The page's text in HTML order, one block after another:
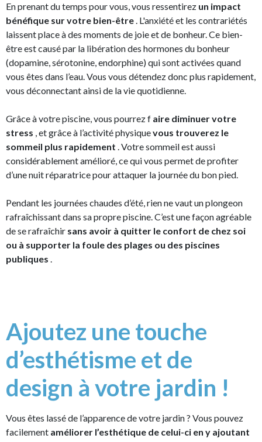
En prenant du temps pour vous, vous ressentirez un impact
bénéfique sur votre bien-être. L'anxiété et les contrariétés
laissent place à des moments de joie et de bonheur. Ce bien-
être est causé par la libération des hormones du bonheur
(dopamine, sérotonine, endorphine) qui sont activées quand
vous êtes dans l’eau. Vous vous détendez donc plus rapidement,
vous déconnectant ainsi de la vie quotidienne.
Grâce à votre piscine, vous pourrez f aire diminuer votre
stress , et grâce à l’activité physiquevous trouverez le
sommeil plus rapidement . Votre sommeil est aussi
considérablement amélioré, ce qui vous permet de profiter
d’une nuit réparatrice pour attaquer la journée du bon pied.
Pendant les journées chaudes d’été, rien ne vaut un plongeon
rafraîchissant dans sa propre piscine. C’est une façon agréable
de se rafraîchir sans avoir à quitter le confort de chez soi
ou à supporter la foule des plages ou des piscines
publiques .
Ajoutez une touche
d’esthétisme et de
design à votre jardin !
Vous êtes lassé de l’apparence de votre jardin ? Vous pouvez
facilement améliorer l’esthétique de celui-ci en y ajoutant